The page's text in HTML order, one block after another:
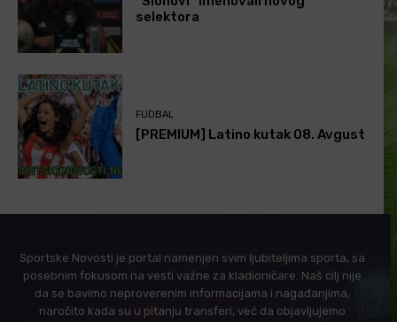
selektora
FUDBAL
[PREMIUM] Latino kutak 08. Avgust
Sportske Novosti je portal namenjen svim ljubiteljima sporta, sa
posebnim fokusom na vesti važne za kladioničare. Naš cilj nije
da se bavimo neproverenim informacijama i nagađanjima,
naročito kada su u pitanju transferi, već da objavljujemo